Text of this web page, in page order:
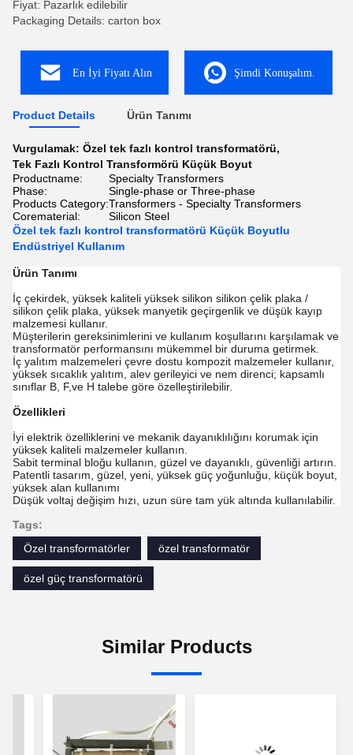
Fiyat: Pazarlık edilebilir
Packaging Details: carton box
En İyi Fiyatı Alın Şimdi Konuşalım.
Product Details Ürün Tanımı
Vurgulamak: Özel tek fazlı kontrol transformatörü,
Tek Fazlı Kontrol Transformörü Küçük Boyut
Productname:
Specialty Transformers
Phase:
Single-phase or Three-phase
Products Category:Transformers - Specialty Transformers
Corematerial:
Silicon Steel
Özel tek fazlı kontrol transformatörü Küçük Boyutlu
Endüstriyel Kullanım
Ürün Tanımı
İç çekirdek, yüksek kaliteli yüksek silikon silikon çelik plaka /
silikon çelik plaka, yüksek manyetik geçirgenlik ve düşük kayıp
malzemesi kullanır.
Müşterilerin gereksinimlerini ve kullanım koşullarını karşılamak ve
transformatör performansını mükemmel bir duruma getirmek.
İç yalıtım malzemeleri çevre dostu kompozit malzemeler kullanır,
yüksek sıcaklık yalıtım, alev gerileyici ve nem direnci; kapsamlı
sınıflar B, F,ve H talebe göre özelleştirilebilir.
Özellikleri
İyi elektrik özelliklerini ve mekanik dayanıklılığını korumak için
yüksek kaliteli malzemeler kullanın.
Sabit terminal bloğu kullanın, güzel ve dayanıklı, güvenliği artırın.
Patentli tasarım, güzel, yeni, yüksek güç yoğunluğu, küçük boyut,
yüksek alan kullanımı
Düşük voltaj değişim hızı, uzun süre tam yük altında kullanılabilir.
Tags:
Özel transformatörler
özel transformatör
özel güç transformatörü
Similar Products